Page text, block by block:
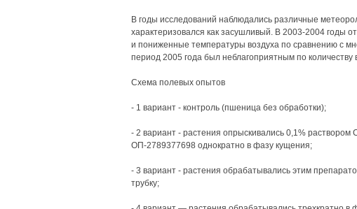
В годы исследований наблюдались различные
характеризовался как засушливый. В 2003-2004 годы
и пониженные температуры воздуха по сравнению с
период 2005 года был неблагоприятным по
Схема полевых опытов
- 1 вариант - контроль (пшеница без обработки);
- 2 вариант - растения опрыскивались 0,1%
ОП-2789377698 однократно в фазу кущения;
- 3 вариант - растения обрабатывались этим
трубку;